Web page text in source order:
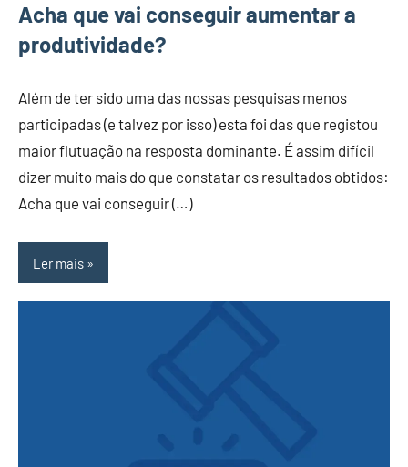
Acha que vai conseguir aumentar a
produtividade?
Além de ter sido uma das nossas pesquisas menos
participadas (e talvez por isso) esta foi das que registou
maior flutuação na resposta dominante. É assim difícil
dizer muito mais do que constatar os resultados obtidos:
Acha que vai conseguir (…)
Ler mais